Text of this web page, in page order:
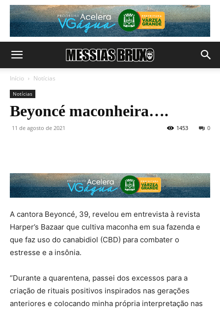
Início Notícias
Notícias
Beyoncé maconheira….
11 de agosto de 2021 0
1453
A cantora Beyoncé, 39, revelou em entrevista à revista
Harper’s Bazaar que cultiva maconha em sua fazenda e
que faz uso do canabidiol (CBD) para combater o
estresse e a insônia.
“Durante a quarentena, passei dos excessos para a
criação de rituais positivos inspirados nas gerações
anteriores e colocando minha própria interpretação nas